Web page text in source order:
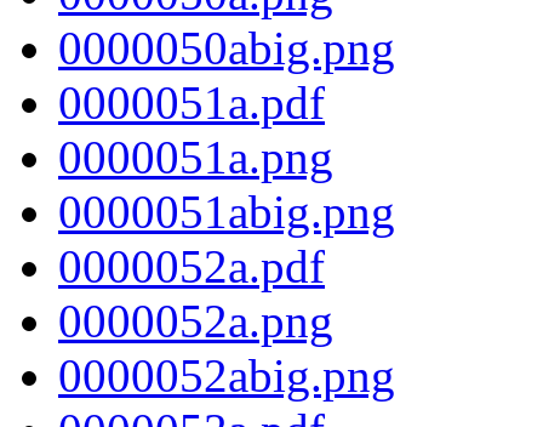
0000050abig.png
0000051a.pdf
0000051a.png
0000051abig.png
0000052a.pdf
0000052a.png
0000052abig.png